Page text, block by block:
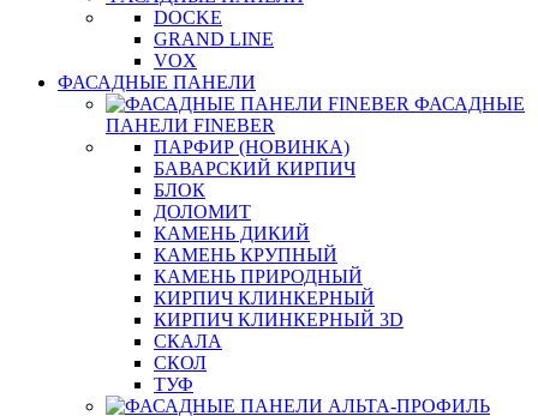
DOCKE
GRAND LINE
VOX
ФАСАДНЫЕ ПАНЕЛИ
ФАСАДНЫЕ
ПАНЕЛИ FINEBER
ПАРФИР (НОВИНКА)
БАВАРСКИЙ КИРПИЧ
БЛОК
ДОЛОМИТ
КАМЕНЬ ДИКИЙ
КАМЕНЬ КРУПНЫЙ
КАМЕНЬ ПРИРОДНЫЙ
КИРПИЧ КЛИНКЕРНЫЙ
КИРПИЧ КЛИНКЕРНЫЙ 3D
СКАЛА
СКОЛ
ТУФ